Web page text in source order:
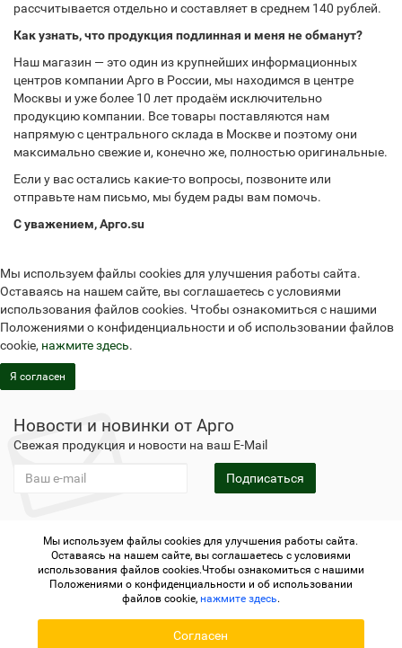
рассчитывается отдельно и составляет в среднем 140 рублей.
Как узнать, что продукция подлинная и меня не обманут?
Наш магазин — это один из крупнейших информационных
центров компании Арго в России, мы находимся в центре
Москвы и уже более 10 лет продаём исключительно
продукцию компании. Все товары поставляются нам
напрямую с центрального склада в Москве и поэтому они
максимально свежие и, конечно же, полностью оригинальные.
Если у вас остались какие-то вопросы, позвоните или
отправьте нам письмо, мы будем рады вам помочь.
С уважением, Арго.su
Мы используем файлы cookies для улучшения работы сайта.
Оставаясь на нашем сайте, вы соглашаетесь с условиями
использования файлов cookies. Чтобы ознакомиться с нашими
Положениями о конфиденциальности и об использовании файлов
cookie, нажмите здесь.
Я согласен
Новости и новинки от Арго
Свежая продукция и новости на ваш E-Mail
Подписаться
Не является публичной офертой
Политика
конфиденциальности
Не является публичной офертой
Политика конфиденциальности
Регистрация в Арго
Argo.su - интернет-магазин отделения Арго © 2006-2026 ИП
Мы используем файлы cookies для улучшения работы сайта.
Оставаясь на нашем сайте, вы соглашаетесь с условиями
использования файлов cookies.Чтобы ознакомиться с нашими
Положениями о конфиденциальности и об использовании
файлов cookie, нажмите здесь.
Согласен